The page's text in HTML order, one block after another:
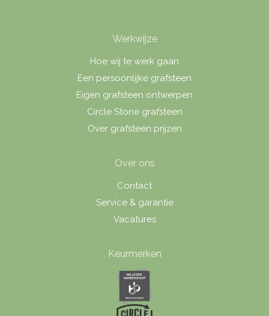
Werkwijze
Hoe wij te werk gaan
Een persoonlijke grafsteen
Eigen grafsteen ontwerpen
Circle Stone grafsteen
Over grafsteen prijzen
Over ons
Contact
Service & garantie
Vacatures
Keurmerken